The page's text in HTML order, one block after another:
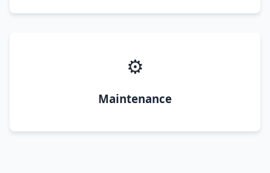
⚙️
Maintenance